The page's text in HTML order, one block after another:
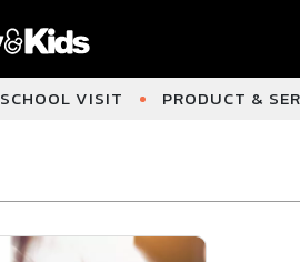
SCHOOL VISIT PRODUCT &